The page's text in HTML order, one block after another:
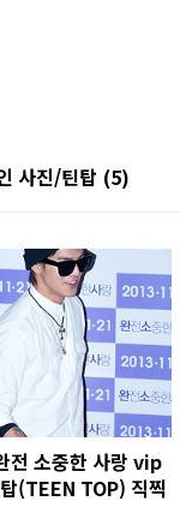
사진/틴탑 (5)
전 소중한 사랑 vip
(TEEN TOP) 직찍